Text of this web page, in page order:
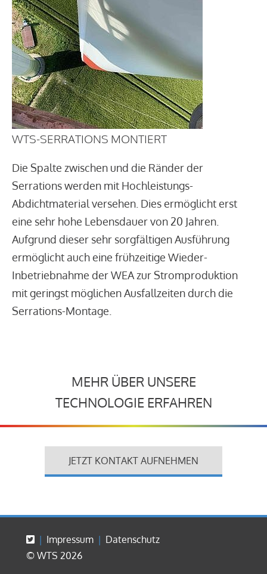
WTS-SERRATIONS MONTIERT
Die Spalte zwischen und die Ränder der
Serrations werden mit Hochleistungs-
Abdichtmaterial versehen. Dies ermöglicht erst
eine sehr hohe Lebensdauer von 20 Jahren.
Aufgrund dieser sehr sorgfältigen Ausführung
ermöglicht auch eine frühzeitige Wieder-
Inbetriebnahme der WEA zur Stromproduktion
mit geringst möglichen Ausfallzeiten durch die
Serrations-Montage.
MEHR ÜBER UNSERE
TECHNOLOGIE ERFAHREN
JETZT KONTAKT AUFNEHMEN
Impressum
Datenschutz
© WTS 2026